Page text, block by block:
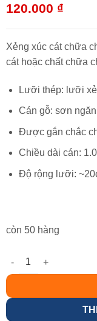
120.000 ₫
Xẻng xúc cát chữa
cát hoặc chất chữa
Lưỡi thép: lưỡi
Cán gỗ: sơn
Được gắn chắc
Chiều dài cán:
Độ rộng lưỡi:
còn 50 hàng
Xẻng xúc cát chữa